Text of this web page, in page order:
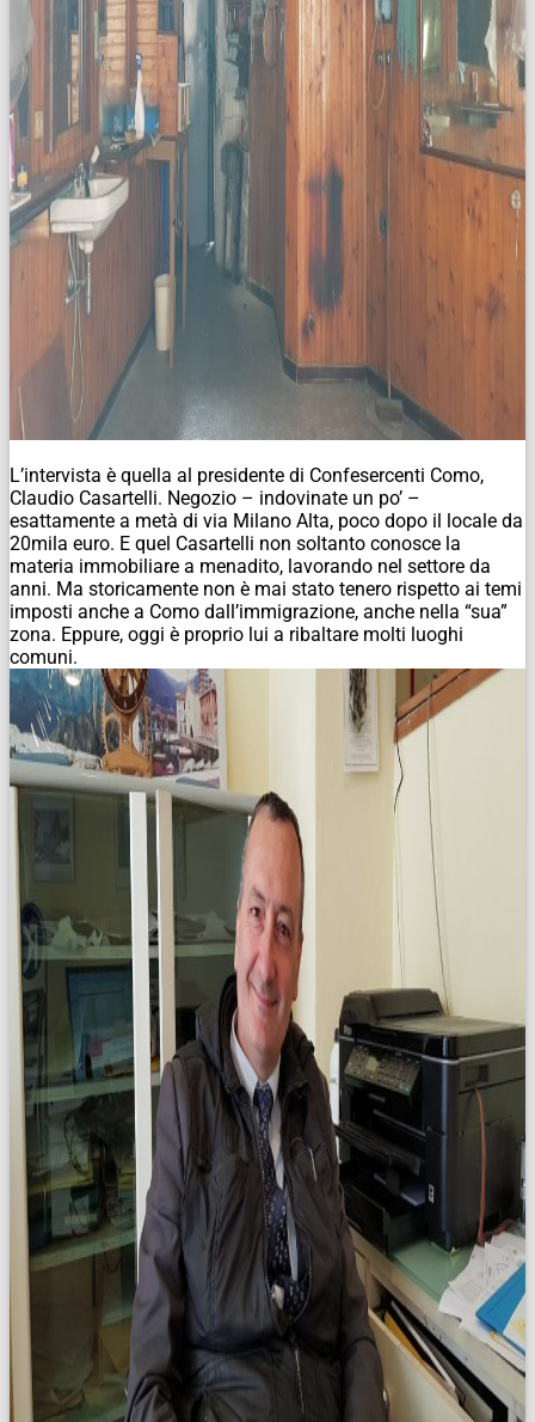
L’intervista è quella al presidente di Confesercenti Como,
Claudio Casartelli. Negozio – indovinate un po’ –
esattamente a metà di via Milano Alta, poco dopo il locale da
20mila euro. E quel Casartelli non soltanto conosce la
materia immobiliare a menadito, lavorando nel settore da
anni. Ma storicamente non è mai stato tenero rispetto ai temi
imposti anche a Como dall’immigrazione, anche nella “sua”
zona. Eppure, oggi è proprio lui a ribaltare molti luoghi
comuni.